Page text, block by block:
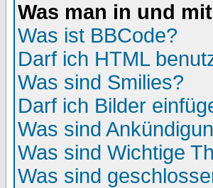
Was man in und
Was ist BBCode?
Darf ich HTML
Was sind Smilies?
Darf ich Bilder
Was sind
Was sind Wichtige
Was sind